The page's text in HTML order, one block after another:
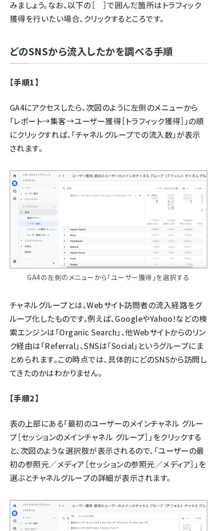
みましょう。なお、以下の［ ］で囲んだ箇所はトラフィック
獲得を行いたい場合、クリックするところです。
どのSNSから流入したかを調べる手順
【手順1】
GA4にアクセスしたら、次図のように左側のメニューから
「レポート→集客→ユーザー獲得［トラフィック獲得］」の順
にクリックすれば、「チャネルグループでの流入数」が表示
されます。
GA4の左側のメニューから「ユーザー獲得」を選択する
チャネルグループとは、Webサイト訪問者の流入経路をグ
ループ化したものです。例えば、GoogleやYahoo!などの検
索エンジンは「Organic Search」、他Webサイトからのリン
ク経由は「Referral」、SNSは「Social」というグループにま
とめられます。この時点では、具体的にどのSNSから訪問し
てきたのかはわかりません。
【手順2】
表の上部にある「最初のユーザーのメインチャネル グルー
プ［セッションのメインチャネル グループ］」をクリックする
と、次図のような選択肢が表示されるので、「ユーザーの最
初の参照元／メディア［セッションの参照元／メディア］」を
選ぶとチャネルグループの詳細が表示されます。